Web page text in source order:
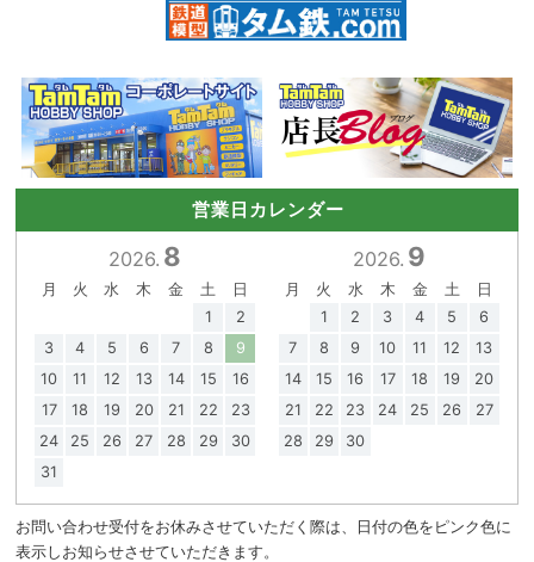
営業日カレンダー
2026. 8
月 火 水 木 金 土
日
1
2
3
4 5 6 7 8
9
10
11 12 13 14 15
16
17
18 19 20 21 22
23
24
25 26 27 28 29
30
31
2026. 9
月 火 水 木 金 土
日
1
2 3 4 5
6
7
8 9 10 11 12
13
14
15 16 17 18 19
20
21
22 23 24 25 26
27
28
29 30
お問い合わせ受付をお休みさせていただく際は、日付の色をピンク色に
表示しお知らせさせていただきます。